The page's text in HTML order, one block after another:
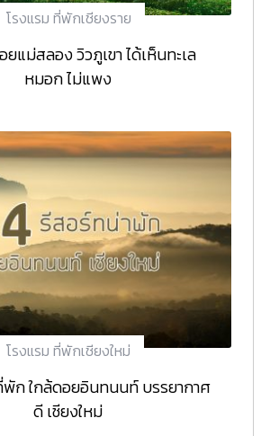
โรงแรม ที่พักเชียงราย
แม่สลอง วิวภูเขา ได้เห็นทะเล
หมอก ไม่แพง
โรงแรม ที่พักเชียงใหม่
พัก ใกล้ดอยอินทนนท์ บรรยากาศ
ดี เชียงใหม่